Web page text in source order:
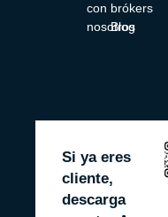
con
nosotros
brókers
Blog
Si ya eres
cliente,
descarga